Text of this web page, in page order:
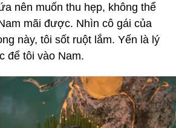
nên muốn thu hẹp, không thể
mãi được. Nhìn cô gái của
này, tôi sốt ruột lắm. Yến là lý
để tôi vào Nam.